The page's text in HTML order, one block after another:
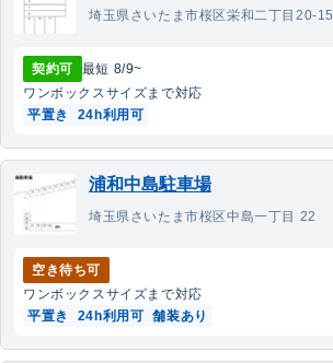
埼玉県さいたま市桜区栄和二丁目20-15
契約可 最短 8/9~
ワンボックスサイズまで対応
平置き
24h利用可
浦和中島駐車場
埼玉県さいたま市桜区中島一丁目 22
空き待ち可
ワンボックスサイズまで対応
平置き
24h利用可 舗装あり